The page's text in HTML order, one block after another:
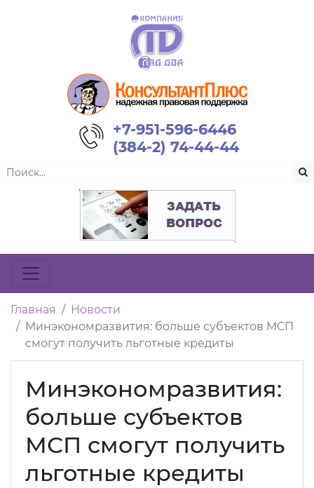
+7-951-596-6446
(384-2) 74-44-44
Главная
Новости
Минэкономразвития: больше субъектов МСП
смогут получить льготные кредиты
Минэкономразвития:
больше субъектов
МСП смогут получить
льготные кредиты